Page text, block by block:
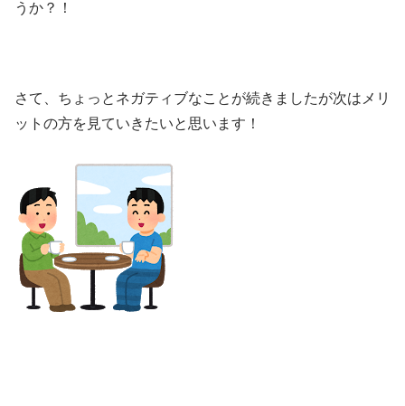
うか？！
さて、ちょっとネガティブなことが続きましたが次はメリ
ットの方を見ていきたいと思います！